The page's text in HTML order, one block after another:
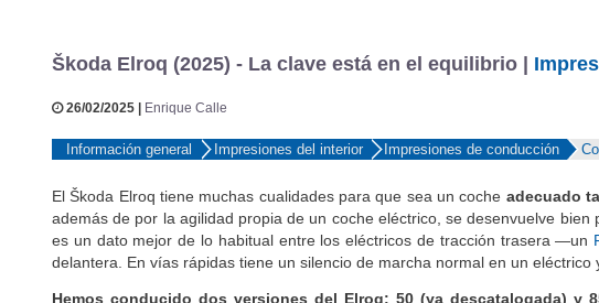
26/02/2025 | Enrique Calle
ElŠkoda Elroq tiene muchas cualidades para que sea un cocheadecuado
es un dato mejor de lo habitual entre los eléctricos de tracción trasera —un
delantera. En vías rápidas tiene un silencio de marcha normal en un eléctrico
Hemos conducido dos versiones del Elroq: 50 (ya descatalogada) y
citados en la información general). La primera es la más básica de la gama
las ruedas posteriores.